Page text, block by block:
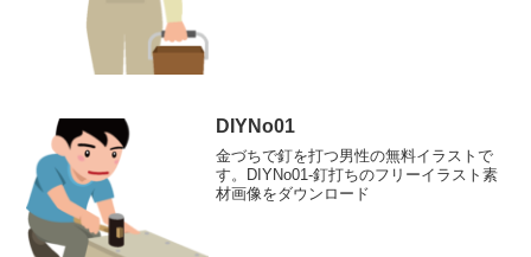
DIYNo01
金づちで釘を打つ男性の無料イラストで
す。DIYNo01-釘打ちのフリーイラスト素
材画像をダウンロード